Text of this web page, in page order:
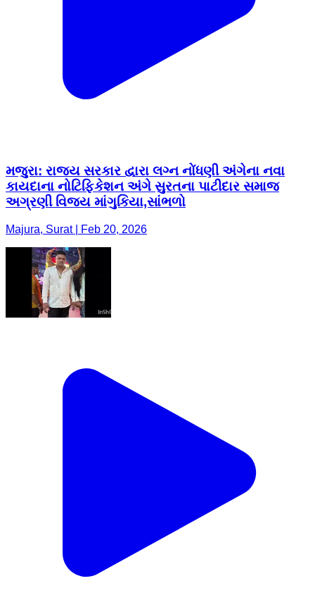
મજુરા: રાજ્ય સરકાર દ્વારા લગ્ન નોંધણી અંગેના નવા
કાયદાના નોટિફિકેશન અંગે સુરતના પાટીદાર સમાજ
અગ્રણી વિજય માંગુકિયા,સાંભળો
Majura, Surat | Feb 20, 2026